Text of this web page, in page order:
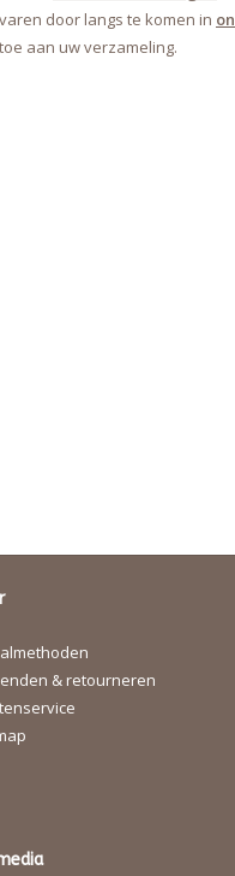
door langs te komen in
aan uw verzameling.
& retourneren